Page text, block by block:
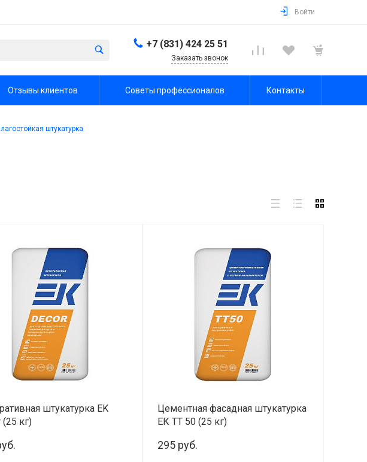
Войти
+7 (831) 424 25 51
Заказать звонок
Отзывы клиентов Советы профессионалов Контакты
штукатурка
штукатурка EK
(25 кг)
Цементная фасадная штукатурка
ЕК ТТ 50 (25 кг)
295 руб.